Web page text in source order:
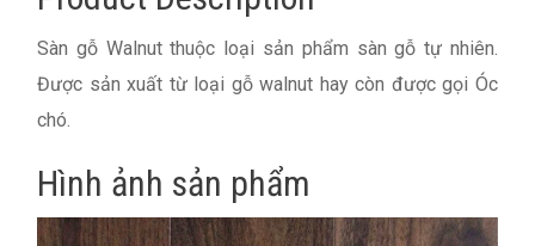
Sàn gỗ Walnut thuộc loại sản phẩm sàn gỗ tự nhiên.
Được sản xuất từ loại gỗ walnut hay còn được gọi Óc
chó.
Hình ảnh sản phẩm